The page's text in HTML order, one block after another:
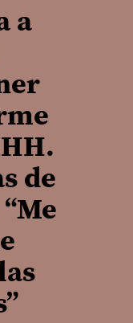
a
de